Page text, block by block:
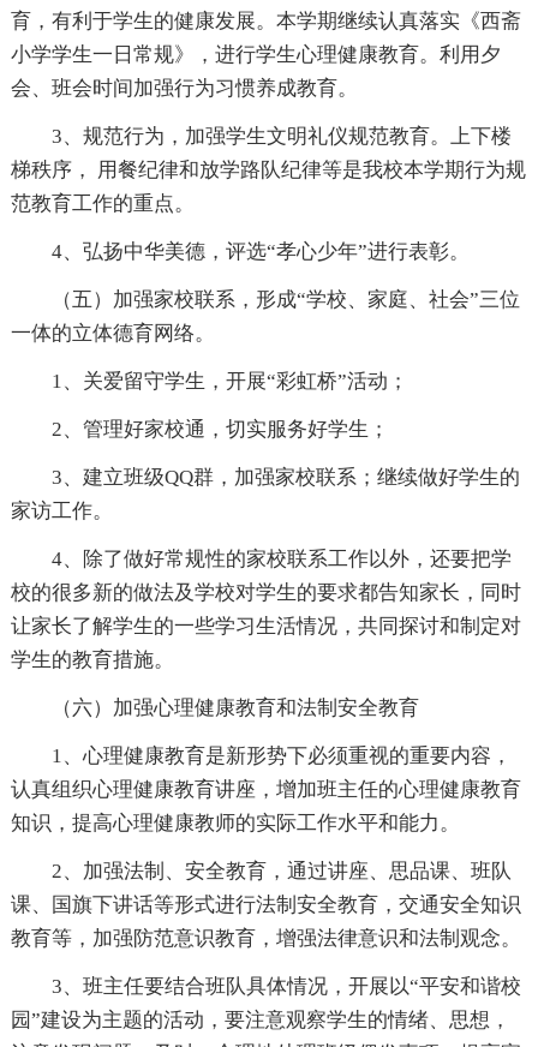
育，有利于学生的健康发展。本学期继续认真落实《西斋
小学学生一日常规》，进行学生心理健康教育。利用夕
会、班会时间加强行为习惯养成教育。
3、规范行为，加强学生文明礼仪规范教育。上下楼
梯秩序， 用餐纪律和放学路队纪律等是我校本学期行为规
范教育工作的重点。
4、弘扬中华美德，评选“孝心少年”进行表彰。
（五）加强家校联系，形成“学校、家庭、社会”三位
一体的立体德育网络。
1、关爱留守学生，开展“彩虹桥”活动；
2、管理好家校通，切实服务好学生；
3、建立班级QQ群，加强家校联系；继续做好学生的
家访工作。
4、除了做好常规性的家校联系工作以外，还要把学
校的很多新的做法及学校对学生的要求都告知家长，同时
让家长了解学生的一些学习生活情况，共同探讨和制定对
学生的教育措施。
（六）加强心理健康教育和法制安全教育
1、心理健康教育是新形势下必须重视的重要内容，
认真组织心理健康教育讲座，增加班主任的心理健康教育
知识，提高心理健康教师的实际工作水平和能力。
2、加强法制、安全教育，通过讲座、思品课、班队
课、国旗下讲话等形式进行法制安全教育，交通安全知识
教育等，加强防范意识教育，增强法律意识和法制观念。
3、班主任要结合班队具体情况，开展以“平安和谐校
园”建设为主题的活动，要注意观察学生的情绪、思想，